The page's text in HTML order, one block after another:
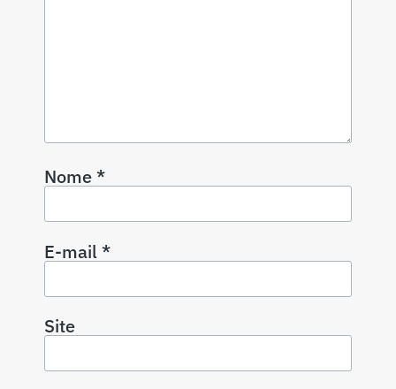
Nome*
E-mail*
Site